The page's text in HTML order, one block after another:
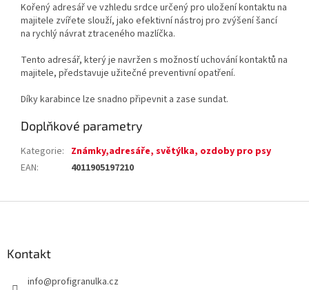
Kořený adresář ve vzhledu srdce určený pro uložení kontaktu na
majitele zvířete slouží, jako efektivní nástroj pro zvýšení šancí
na rychlý návrat ztraceného mazlíčka.
Tento adresář, který je navržen s možností uchování kontaktů na
majitele, představuje užitečné preventivní opatření.
Díky karabince lze snadno připevnit a zase sundat.
Doplňkové parametry
Kategorie: Známky,adresáře, světýlka, ozdoby pro psy
EAN: 4011905197210
Kontakt
info@profigranulka.cz